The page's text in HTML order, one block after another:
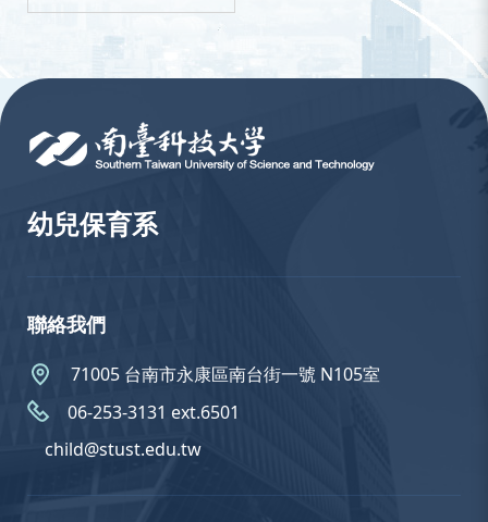
幼兒保育系
聯絡我們
71005 台南市永康區南台街一號 N105室
06-253-3131 ext.6501
child@stust.edu.tw